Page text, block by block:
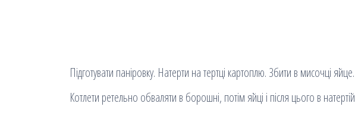
Підготувати паніровку. Натерти на тертці картоплю. Збити в мисочці
Котлети ретельно обваляти в борошні, потім яйці і після цього в